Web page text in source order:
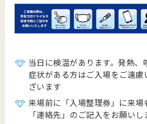
当日に検温があります。発熱、
症状がある方はご入場をご遠
ざいます
来場前に「入場整理券」に来場
「連絡先」のご記入をお願いし